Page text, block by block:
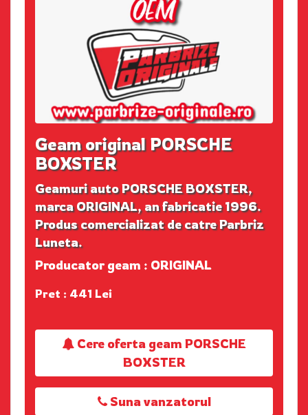
Geam original PORSCHE
BOXSTER
Geamuri auto PORSCHE BOXSTER,
marca ORIGINAL, an fabricatie 1996.
Produs comercializat de catre Parbriz
Luneta.
Producator geam : ORIGINAL
Pret : 441 Lei
Cere oferta geam PORSCHE
BOXSTER
Suna vanzatorul